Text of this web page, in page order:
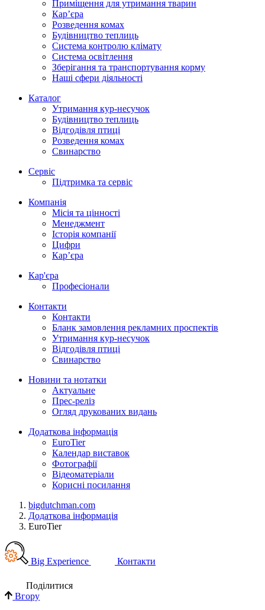
Приміщення для утримання тварин
Кар’єра
Розведення комах
Будівництво теплиць
Система контролю клімату
Система освітлення
Зберігання та транспортування корму
Наші сфери діяльності
Каталог
Утримання кур-несучок
Будівництво теплиць
Відгодівля птиці
Розведення комах
Свинарство
Сервіс
Підтримка та сервіс
Компанія
Місія та цінності
Менеджмент
Історія компанії
Цифри
Кар’єра
Кар'єра
Професіонали
Контакти
Контакти
Бланк замовлення рекламних проспектів
Утримання кур-несучок
Відгодівля птиці
Свинарство
Новини та нотатки
Актуальне
Прес-реліз
Огляд друкованих видань
Додаткова інформація
EuroTier
Календар виставок
Фотографії
Відеоматеріали
Корисні посилання
bigdutchman.com
Додаткова інформація
EuroTier
Big Experience Контакти
Поділи­тися
Вгору